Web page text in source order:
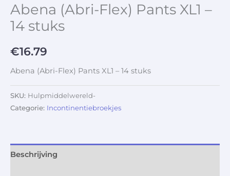
Abena (Abri-Flex) Pants XL1 –
14 stuks
€16.79
Abena (Abri-Flex) Pants XL1 – 14 stuks
SKU: Hulpmiddelwereld-
Categorie: Incontinentiebroekjes
Beschrijving